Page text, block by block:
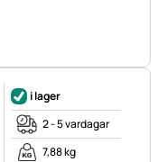
i lager
2 - 5 vardagar
7,88 kg